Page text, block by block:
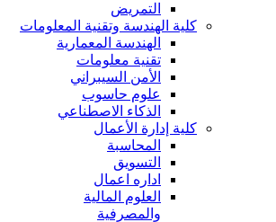
التمريض
كلية الهندسة وتقنية المعلومات
الهندسة المعمارية
تقنية معلومات
الأمن السيبراني
علوم حاسوب
الذكاء الاصطناعي
كلية إدارة الأعمال
المحاسبة
التسويق
اداره اعمال
العلوم المالية
والمصرفية